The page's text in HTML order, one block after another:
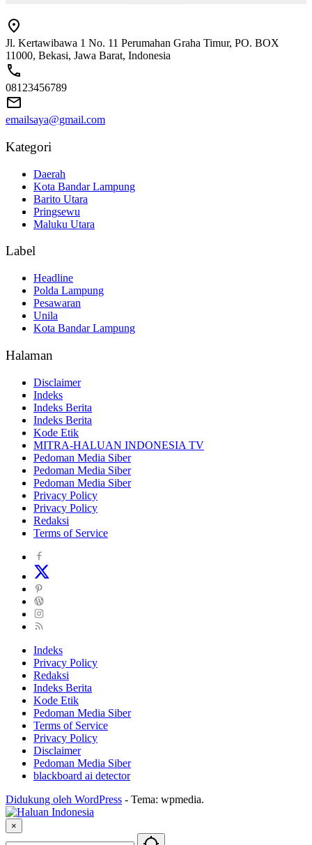
Jl. Kertawibawa 1 No. 11 Perumahan Graha Timur, PO. BOX
11000, Bekasi, Jawa Barat, Indonesia
08123456789
emailsaya@gmail.com
Kategori
Daerah
Kota Bandar Lampung
Barito Utara
Pringsewu
Maluku Utara
Label
Headline
Polda Lampung
Pesawaran
Unila
Kota Bandar Lampung
Halaman
Disclaimer
Indeks
Indeks Berita
Indeks Berita
Kode Etik
MITRA-HALUAN INDONESIA TV
Pedoman Media Siber
Pedoman Media Siber
Pedoman Media Siber
Privacy Policy
Privacy Policy
Redaksi
Terms of Service
Indeks
Privacy Policy
Redaksi
Indeks Berita
Kode Etik
Pedoman Media Siber
Terms of Service
Privacy Policy
Disclaimer
Pedoman Media Siber
blackboard ai detector
Didukung oleh WordPress - Tema: wpmedia.
×